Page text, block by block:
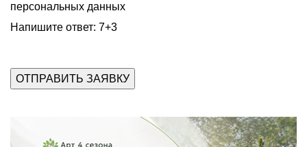
персональных данных
Напишите ответ: 7+3